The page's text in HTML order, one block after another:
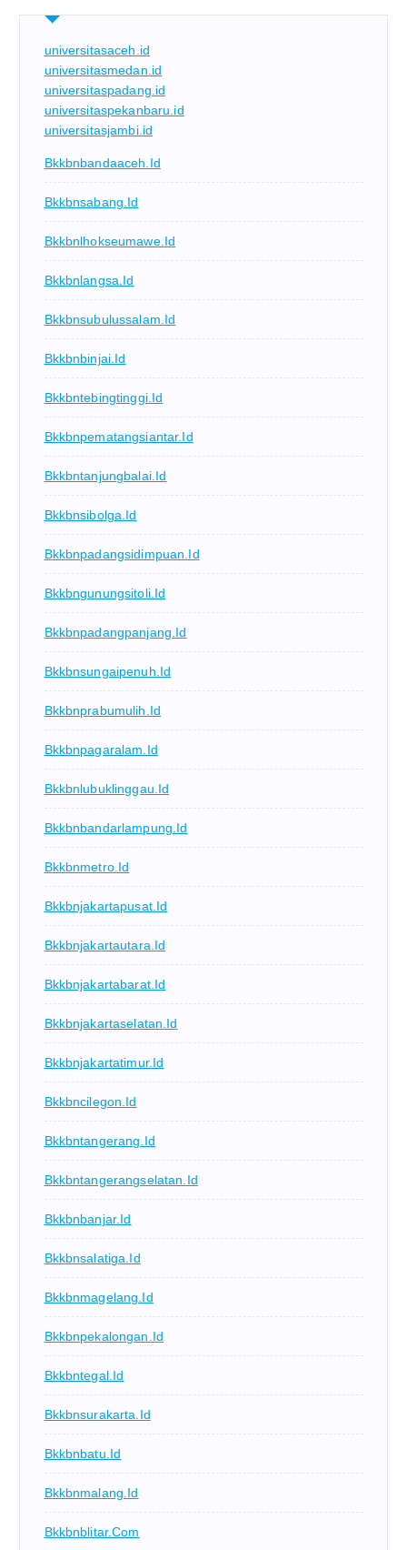
universitasaceh.id
universitasmedan.id
universitaspadang.id
universitaspekanbaru.id
universitasjambi.id
Bkkbnbandaaceh.id
Bkkbnsabang.id
Bkkbnlhokseumawe.id
Bkkbnlangsa.id
Bkkbnsubulussalam.id
Bkkbnbinjai.id
Bkkbntebingtinggi.id
Bkkbnpematangsiantar.id
Bkkbntanjungbalai.id
Bkkbnsibolga.id
Bkkbnpadangsidimpuan.id
Bkkbngunungsitoli.id
Bkkbnpadangpanjang.id
Bkkbnsungaipenuh.id
Bkkbnprabumulih.id
Bkkbnpagaralam.id
Bkkbnlubuklinggau.id
Bkkbnbandarlampung.id
Bkkbnmetro.id
Bkkbnjakartapusat.id
Bkkbnjakartautara.id
Bkkbnjakartabarat.id
Bkkbnjakartaselatan.id
Bkkbnjakartatimur.id
Bkkbncilegon.id
Bkkbntangerang.id
Bkkbntangerangselatan.id
Bkkbnbanjar.id
Bkkbnsalatiga.id
Bkkbnmagelang.id
Bkkbnpekalongan.id
Bkkbntegal.id
Bkkbnsurakarta.id
Bkkbnbatu.id
Bkkbnmalang.id
Bkkbnblitar.com